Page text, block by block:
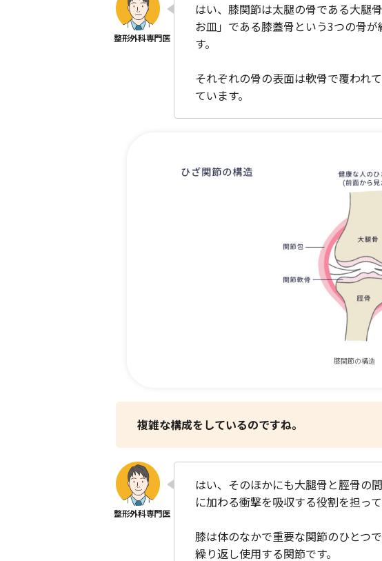
はい、膝関節は太腿の骨である大腿
お皿」である膝蓋骨という3つの骨
す。
それぞれの骨の表面は軟骨で覆われ
ています。
膝関節の構造
複雑な構成をしているのですね。
はい、そのほかにも大腿骨と脛骨の
に加わる衝撃を吸収する役割を担って
膝は体のなかで重要な関節のひとつ
繰り返し使用する関節です。